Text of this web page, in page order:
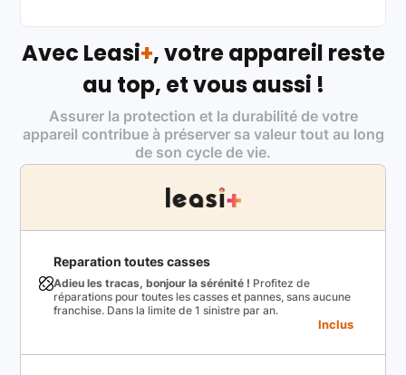
Avec Leasi+, votre appareil reste
au top, et vous aussi !
Assurer la protection et la durabilité de votre
appareil contribue à préserver sa valeur tout au long
de son cycle de vie.
Reparation toutes casses
Adieu les tracas, bonjour la sérénité ! Profitez de
réparations pour toutes les casses et pannes, sans aucune
franchise. Dans la limite de 1 sinistre par an.
Inclus